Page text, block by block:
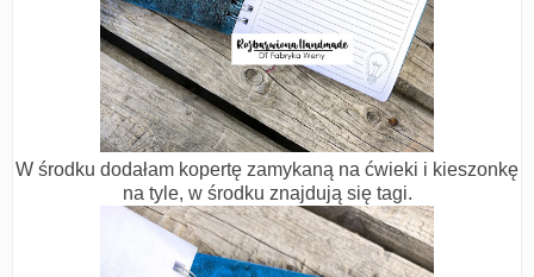
W środku dodałam kopertę zamykaną na ćwieki i kieszonkę
na tyle, w środku znajdują się tagi.